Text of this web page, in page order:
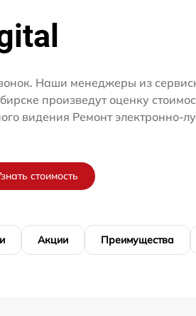
Наши менеджеры из
произведут оценку
видения Ремонт электронно-
стоимость
Акции Преимущества